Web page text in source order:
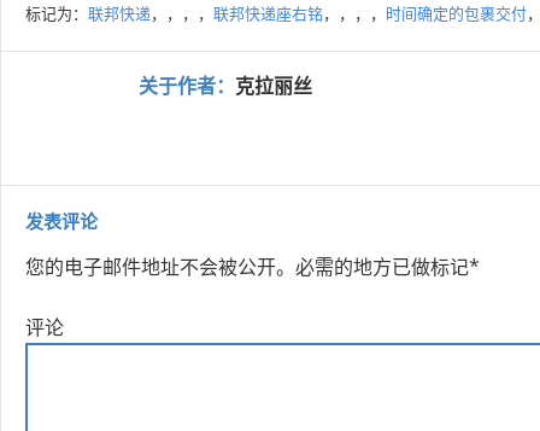
标记为： 联邦快递，，，， 联邦快递座右铭，，，， 时间确定的包裹交付
关于作者： 克拉丽丝
发表评论
您的电子邮件地址不会被公开。 必需的地方已做标记*
评论